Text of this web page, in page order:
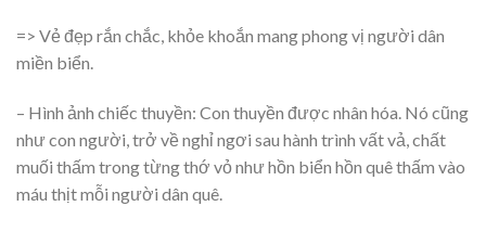
=> Vẻ đẹp rắn chắc, khỏe khoắn mang phong vị người dân
miền biển.
– Hình ảnh chiếc thuyền: Con thuyền được nhân hóa. Nó cũng
như con người, trở về nghỉ ngơi sau hành trình vất vả, chất
muối thấm trong từng thớ vỏ như hồn biển hồn quê thấm vào
máu thịt mỗi người dân quê.